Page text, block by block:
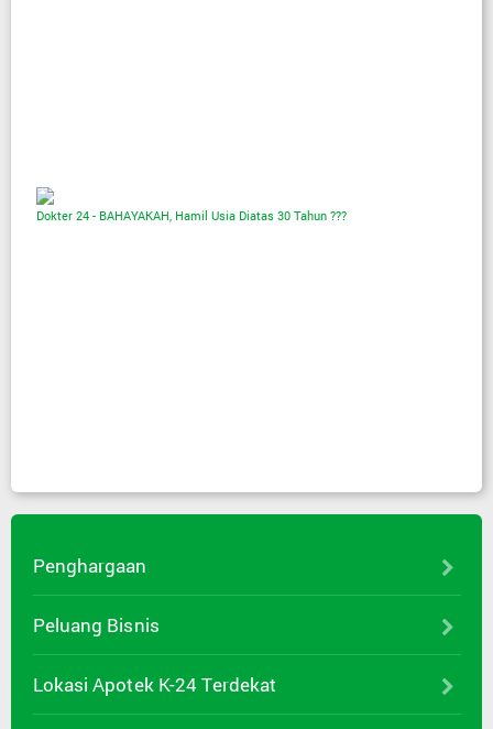
Dokter 24 - BAHAYAKAH, Hamil Usia Diatas 30 Tahun ???
Penghargaan
Peluang Bisnis
Lokasi Apotek K-24 Terdekat